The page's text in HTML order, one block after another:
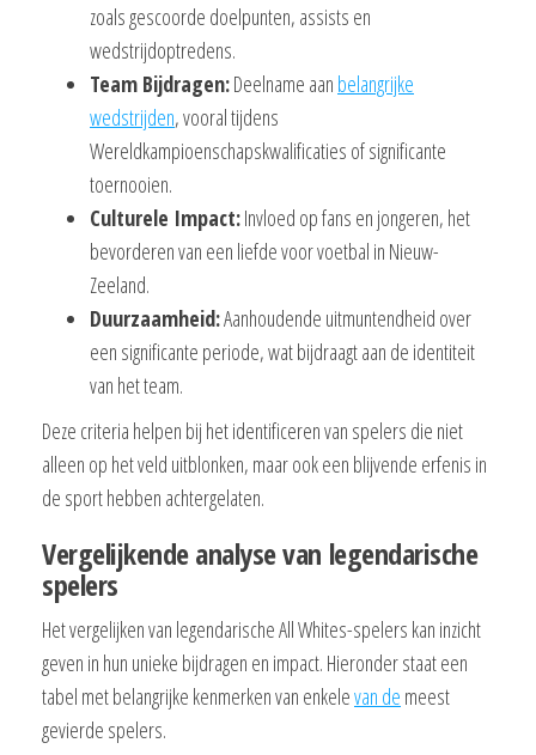
zoals gescoorde doelpunten, assists en
wedstrijdoptredens.
Team Bijdragen:Deelname aan belangrijke
wedstrijden, vooral tijdens
Wereldkampioenschapskwalificaties of significante
toernooien.
Culturele Impact:Invloed op fans en jongeren, het
bevorderen van een liefde voor voetbal in Nieuw-
Zeeland.
Duurzaamheid:Aanhoudende uitmuntendheid over
een significante periode, wat bijdraagt aan de identiteit
van het team.
Deze criteria helpen bij het identificeren van spelers die niet
alleen op het veld uitblonken, maar ook een blijvende erfenis in
de sport hebben achtergelaten.
Vergelijkende analyse van legendarische
spelers
Het vergelijken van legendarische All Whites-spelers kan inzicht
geven in hun unieke bijdragen en impact. Hieronder staat een
tabel met belangrijke kenmerken van enkelevan de meest
gevierde spelers.